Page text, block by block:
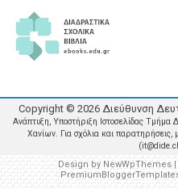
Copyright © 2026 Διεύθυνση
Ανάπτυξη, Υποστήριξη Ιστοσελίδας
Χανίων. Για σχόλια και παρατηρήσεις,
Design byNewWpThemes|